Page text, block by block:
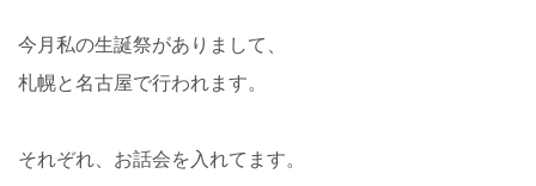
今月私の生誕祭がありまして、
札幌と名古屋で行われます。
それぞれ、お話会を入れてます。